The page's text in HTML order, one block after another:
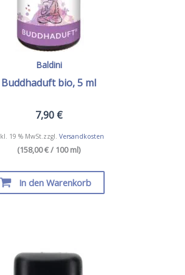
Baldini
Buddhaduft bio, 5 ml
7,90 €
19 % MwSt.zzgl. Versandkosten
(158,00 € / 100 ml)
In den Warenkorb